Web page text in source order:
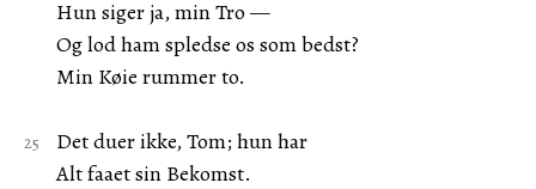
Hun siger ja, min Tro —
Og lod ham spledse os som bedst?
Min Køie rummer to.
Det duer ikke, Tom; hun har
Alt faaet sin Bekomst.